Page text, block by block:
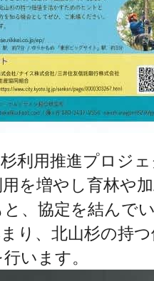
利用推進プロジ
を増やし育林や
、協定を結んで
り、北山杉の持
います。